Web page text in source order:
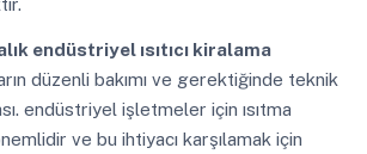
endüstriyel ısıtıcı kiralama
düzenli bakımı ve gerektiğinde teknik
endüstriyel işletmeler için ısıtma
ve bu ihtiyacı karşılamak için